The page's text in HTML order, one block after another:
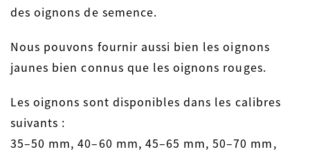
des oignons de semence.
Nous pouvons fournir aussi bien les oignons
jaunes bien connus que les oignons rouges.
Les oignons sont disponibles dans les calibres
suivants :
35–50 mm, 40–60 mm, 45–65 mm, 50–70 mm,